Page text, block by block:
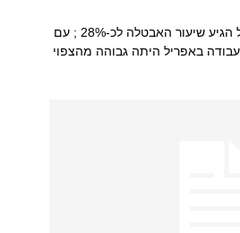
שירות התעסוקה: בסוף אפריל הגיע שיעור האבטלה לכ-28% ; עם
באפריל היתה גבוהה מהצפוי